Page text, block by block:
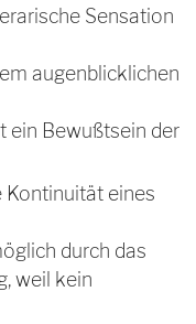
Sensation
augenblicklichen
ein Bewußtsein der
Kontinuität eines
durch das
weil kein